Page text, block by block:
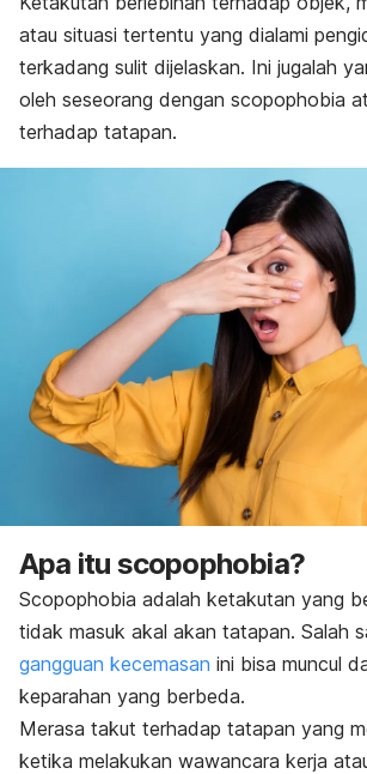
Penyebab
Diagnosis
Pengobatan
atau situasi tertentu yang dialami
terkadang sulit dijelaskan. Ini jugalah
oleh seseorang dengan scopophobia
terhadap tatapan.
Apa itu scopophobia?
Scopophobia adalah ketakutan yang
tidak masuk akal akan tatapan. Salah
gangguan kecemasan ini bisa muncul
keparahan yang berbeda.
Merasa takut terhadap tatapan yang
ketika melakukan wawancara kerja